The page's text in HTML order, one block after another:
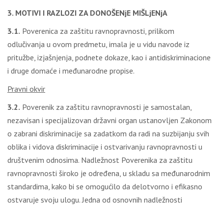
3. MOTIVI I RAZLOZI ZA DONOŠENjE MIŠLjENjA
3.1. Poverenica za zaštitu ravnopravnosti, prilikom
odlučivanja u ovom predmetu, imala je u vidu navode iz
pritužbe, izjašnjenja, podnete dokaze, kao i antidiskriminacione
i druge domaće i međunarodne propise.
Pravni okvir
3.2. Poverenik za zaštitu ravnopravnosti je samostalan,
nezavisan i specijalizovan državni organ ustanovljen Zakonom
o zabrani diskriminacije sa zadatkom da radi na suzbijanju svih
oblika i vidova diskriminacije i ostvarivanju ravnopravnosti u
društvenim odnosima. Nadležnost Poverenika za zaštitu
ravnopravnosti široko je određena, u skladu sa međunarodnim
standardima, kako bi se omogućilo da delotvorno i efikasno
ostvaruje svoju ulogu. Jedna od osnovnih nadležnosti